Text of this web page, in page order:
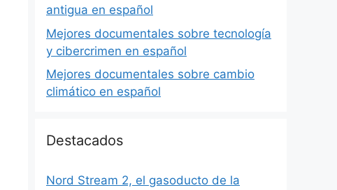
antigua en español
Mejores documentales sobre tecnología
y cibercrimen en español
Mejores documentales sobre cambio
climático en español
Destacados
Nord Stream 2, el gasoducto de la